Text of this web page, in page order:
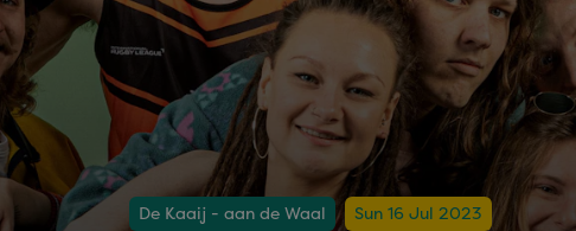
De Kaaij - aan de Waal Sun 16 Jul 2023